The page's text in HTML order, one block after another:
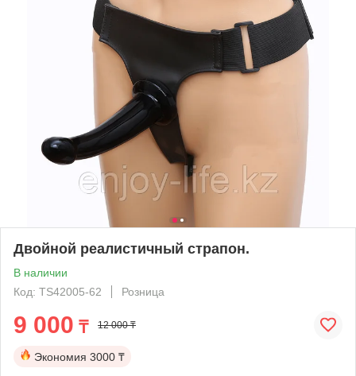
Двойной реалистичный страпон.
В наличии
Код: TS42005-62
Розница
9 000 ₸ 12 000 ₸
Экономия 3000 ₸